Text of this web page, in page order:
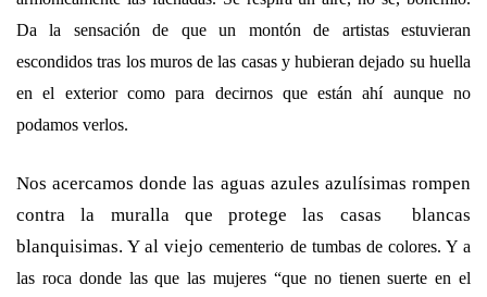
Da la sensación de que un montón de artistas estuvieran
escondidos tras los muros de las casas y hubieran dejado su huella
en el exterior como para decirnos que están ahí aunque no
podamos verlos.
Nos acercamos donde las aguas azules azulísimas rompen
contra la muralla que protege las casas blancas
blanquisimas. Y al viejocementerio de tumbas de colores. Y a
las roca donde las que las mujeres “que no tienen suerte en el